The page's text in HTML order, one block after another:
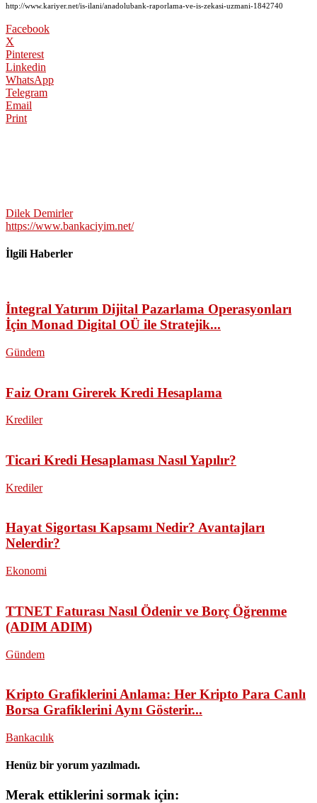
http://www.kariyer.net/is-ilani/anadolubank-raporlama-ve-is-zekasi-uzmani-1842740
Facebook
X
Pinterest
Linkedin
WhatsApp
Telegram
Email
Print
Dilek Demirler
https://www.bankaciyim.net/
İlgili Haberler
İntegral Yatırım Dijital Pazarlama Operasyonları
İçin Monad Digital OÜ ile Stratejik...
Gündem
Faiz Oranı Girerek Kredi Hesaplama
Krediler
Ticari Kredi Hesaplaması Nasıl Yapılır?
Krediler
Hayat Sigortası Kapsamı Nedir? Avantajları
Nelerdir?
Ekonomi
TTNET Faturası Nasıl Ödenir ve Borç Öğrenme
(ADIM ADIM)
Gündem
Kripto Grafiklerini Anlama: Her Kripto Para Canlı
Borsa Grafiklerini Aynı Gösterir...
Bankacılık
Henüz bir yorum yazılmadı.
Merak ettiklerini sormak için: